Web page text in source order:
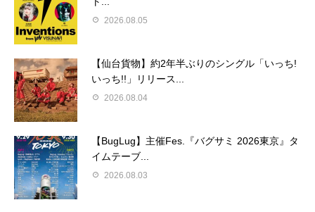
2026.08.05
【仙台貨物】約2年半ぶりのシングル「いっち!
いっち!!」リリース...
2026.08.04
【BugLug】主催Fes.『バグサミ 2026東京』タ
イムテーブ...
2026.08.03